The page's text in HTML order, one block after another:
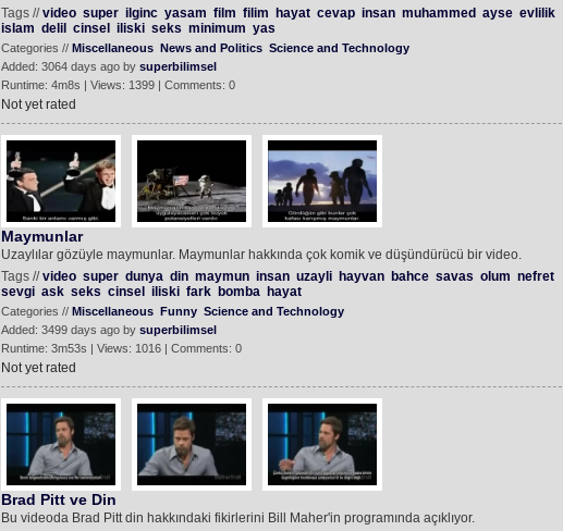
Tags //video super ilginc yasam film filim hayat cevap insan muhammed ayse evlilik
islam delil cinsel iliski seks minimum yas
Categories // Miscellaneous News and Politics Science and Technology
Added: 3064 days ago by superbilimsel
Runtime: 4m8s | Views: 1399 | Comments: 0
Not yet rated
Maymunlar
Uzaylılar gözüyle maymunlar. Maymunlar hakkında çok komik ve düşündürücü bir video.
Tags //video super dunya din maymun insan uzayli hayvan bahce savas olum nefret
sevgi ask seks cinsel iliski fark bomba hayat
Categories // Miscellaneous Funny Science and Technology
Added: 3499 days ago by superbilimsel
Runtime: 3m53s | Views: 1016 | Comments: 0
Not yet rated
Brad Pitt ve Din
Bu videoda Brad Pitt din hakkındaki fikirlerini Bill Maher'in programında açıklıyor.